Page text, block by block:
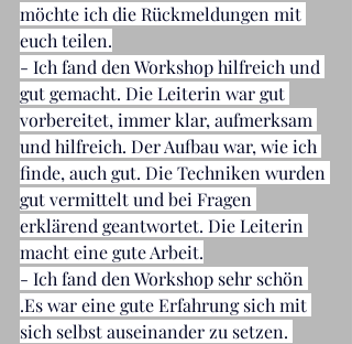
möchte ich die Rückmeldungen mit
euch teilen.
- Ich fand den Workshop hilfreich und
gut gemacht. Die Leiterin war gut
vorbereitet, immer klar, aufmerksam
und hilfreich. Der Aufbau war, wie ich
finde, auch gut. Die Techniken wurden
gut vermittelt und bei Fragen
erklärend geantwortet. Die Leiterin
macht eine gute Arbeit.
- Ich fand den Workshop sehr schön
.Es war eine gute Erfahrung sich mit
sich selbst auseinander zu setzen.